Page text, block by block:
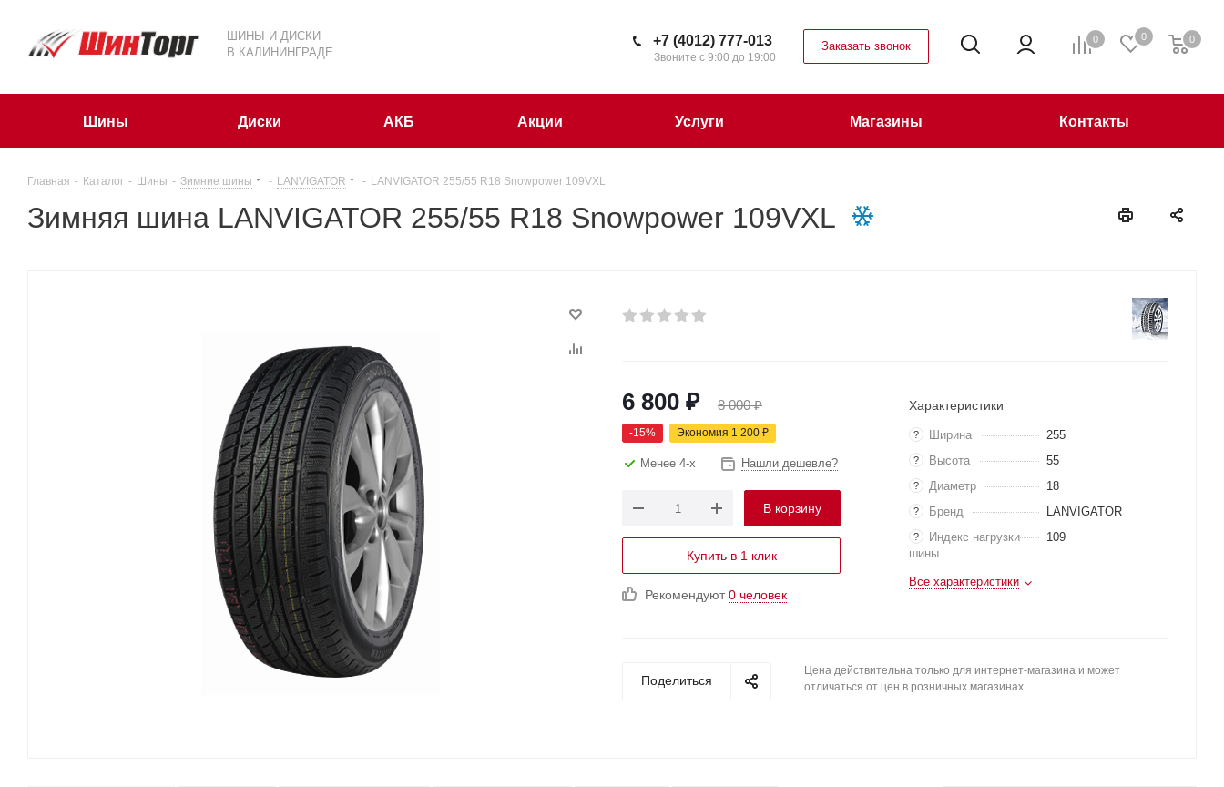
ШИНЫ И ДИСКИ
В КАЛИНИНГРАДЕ
0 0 0
+7 (4012) 777-013
Звоните с 9:00 до 19:00
Заказать звонок
Шины Диски АКБ Акции Услуги Магазины Контакты
Главная - Каталог - Шины - Зимние шины - LANVIGATOR - LANVIGATOR 255/55 R18 Snowpower 109VXL
Зимняя шина LANVIGATOR 255/55 R18 Snowpower 109VXL
6 800 ₽ 8 000₽
-15% Экономия 1 200 ₽
Менее 4-х Нашли дешевле?
В корзину
Купить в 1 клик
Рекомендуют0 человек
Характеристики
? Ширина 255
? Высота 55
? Диаметр 18
? Бренд LANVIGATOR
?
Индекс нагрузки
шины
109
Все характеристики
Поделиться
Цена действительна только для интернет-магазина и может
отличаться от цен в розничных магазинах